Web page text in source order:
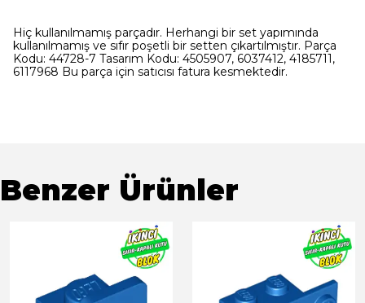
Hiç kullanılmamış parçadır. Herhangi bir set yapımında
kullanılmamış ve sıfır poşetli bir setten çıkartılmıştır. Parça
Kodu: 44728-7 Tasarım Kodu: 4505907, 6037412, 4185711,
6117968 Bu parça için satıcısı fatura kesmektedir.
Benzer Ürünler